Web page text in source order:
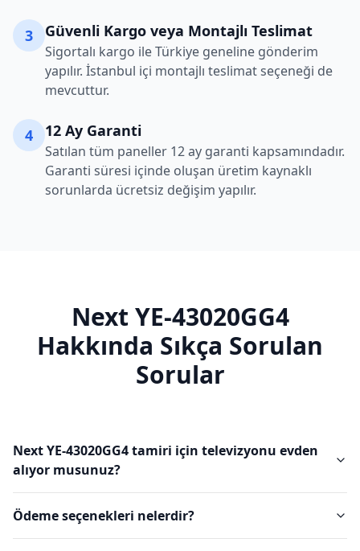
3 Güvenli Kargo veya Montajlı Teslimat
Sigortalı kargo ile Türkiye geneline gönderim
yapılır. İstanbul içi montajlı teslimat seçeneği de
mevcuttur.
4 12 Ay Garanti
Satılan tüm paneller 12 ay garanti kapsamındadır.
Garanti süresi içinde oluşan üretim kaynaklı
sorunlarda ücretsiz değişim yapılır.
Next YE-43020GG4
Hakkında Sıkça Sorulan
Sorular
Next YE-43020GG4 tamiri için televizyonu evden
alıyor musunuz?
Ödeme seçenekleri nelerdir?